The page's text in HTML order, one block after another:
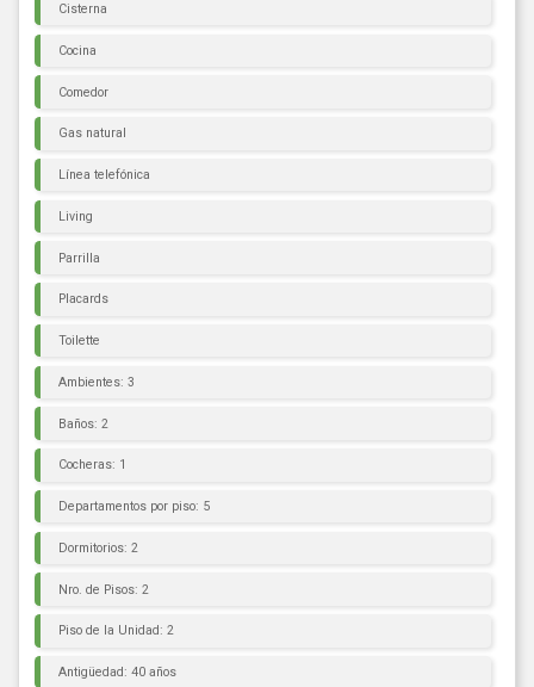
Cisterna
Cocina
Comedor
Gas natural
Línea telefónica
Living
Parrilla
Placards
Toilette
Ambientes: 3
Baños: 2
Cocheras: 1
Departamentos por piso: 5
Dormitorios: 2
Nro. de Pisos: 2
Piso de la Unidad: 2
Antigüedad: 40 años